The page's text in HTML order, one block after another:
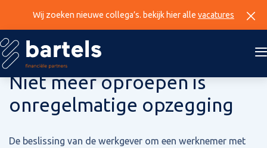
Wij zoeken nieuwe collega’s. bekijk hier alle vacatures
18 juni 2026
Niet meer oproepen is
onregelmatige opzegging
De beslissing van de werkgever om een werknemer met